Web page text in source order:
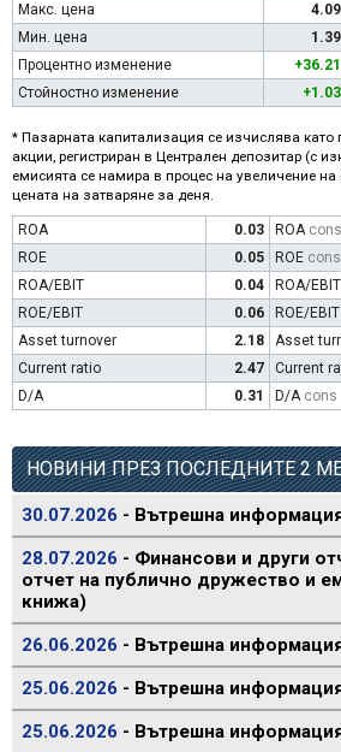
Макс. цена
Мин. цена
Процентно изменение
Стойностно изменение
* Пазарната капитализация се изчислява като
акции, регистриран в Централен депозитар (с
емисията се намира в процес на увеличение на
цената на затваряне за деня.
ROA 0.03 ROA cons
ROE
0.05 ROE cons
ROA/EBIT
0.04 ROA/EBIT
ROE/EBIT
0.06 ROE/EBIT
Asset turnover
2.18 Asset
Current ratio
2.47 Current
D/A
0.31 D/A cons
НОВИНИ ПРЕЗ ПОСЛЕДНИТЕ 2
30.07.2026 - Вътрешна
28.07.2026 - Финансови и други
отчет на публично дружество и
книжа)
26.06.2026 - Вътрешна
25.06.2026 - Вътрешна
25.06.2026 - Вътрешна